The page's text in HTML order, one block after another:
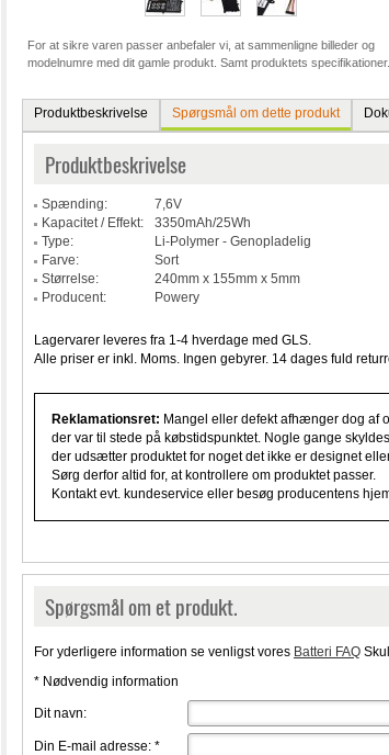
For at sikre varen passer anbefaler vi, at sammenligne billeder og
modelnumre med dit gamle produkt. Samt produktets specifikationer.
Produktbeskrivelse Spørgsmål om dette produkt
Produktbeskrivelse
Spænding:
7,6V
Kapacitet / Effekt:
3350mAh/25Wh
Type:
Li-Polymer - Genopladelig
Farve:
Sort
Størrelse:
240mm x 155mm x 5mm
Producent:
Powery
Lagervarer leveres fra 1-4 hverdage med GLS.
Alle priser er inkl. Moms. Ingen gebyrer. 14 dages fuld
Reklamationsret: Mangel eller defekt afhænger dog af
der var til stede på købstidspunktet. Nogle gange
der udsætter produktet for noget det ikke er designet
Sørg derfor altid for, at kontrollere om produktet passer.
Kontakt evt. kundeservice eller besøg producentens
Spørgsmål om et produkt.
For yderligere information se venligst vores Batteri FAQ
* Nødvendig information
Dit navn:
Din E-mail adresse: *